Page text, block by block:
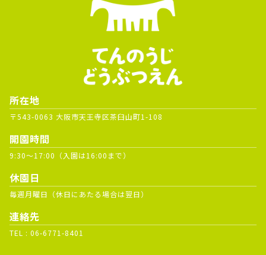
所在地
〒543-0063 大阪市天王寺区茶臼山町1-108
開園時間
9:30～17:00（入園は16:00まで）
休園日
毎週月曜日（休日にあたる場合は翌日）
連絡先
TEL : 06-6771-8401